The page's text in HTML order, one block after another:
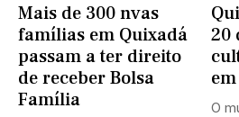
Mais de 300 nvas
famílias em Quixadá
passam a ter direito
de receber Bolsa
Família
20
O